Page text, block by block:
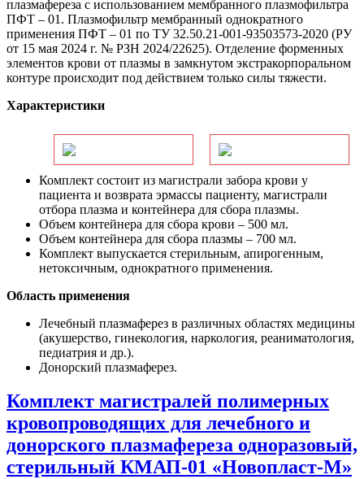
плазмафереза с использованием мембранного плазмофильтра
ПФТ – 01. Плазмофильтр мембранный однократного
применения ПФТ – 01 по ТУ 32.50.21-001-93503573-2020 (РУ
от 15 мая 2024 г. № РЗН 2024/22625). Отделение форменных
элементов крови от плазмы в замкнутом экстракорпоральном
контуре происходит под действием только силы тяжести.
Характеристики
Комплект состоит из магистрали забора крови у
пациента и возврата эрмассы пациенту, магистрали
отбора плазма и контейнера для сбора плазмы.
Объем контейнера для сбора крови – 500 мл.
Объем контейнера для сбора плазмы – 700 мл.
Комплект выпускается стерильным, апирогенным,
нетоксичным, однократного применения.
Область применения
Лечебный плазмаферез в различных областях медицины
(акушерство, гинекология, наркология, реаниматология,
педиатрия и др.).
Донорский плазмаферез.
Комплект магистралей полимерных
кровопроводящих для лечебного и
донорского плазмафереза одноразовый,
стерильный КМАП-01 «Новопласт-М»